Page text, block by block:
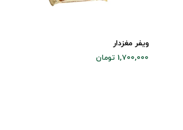
ویفر مغزدار
1,700,000 تومان